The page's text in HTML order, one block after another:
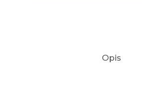
Opis